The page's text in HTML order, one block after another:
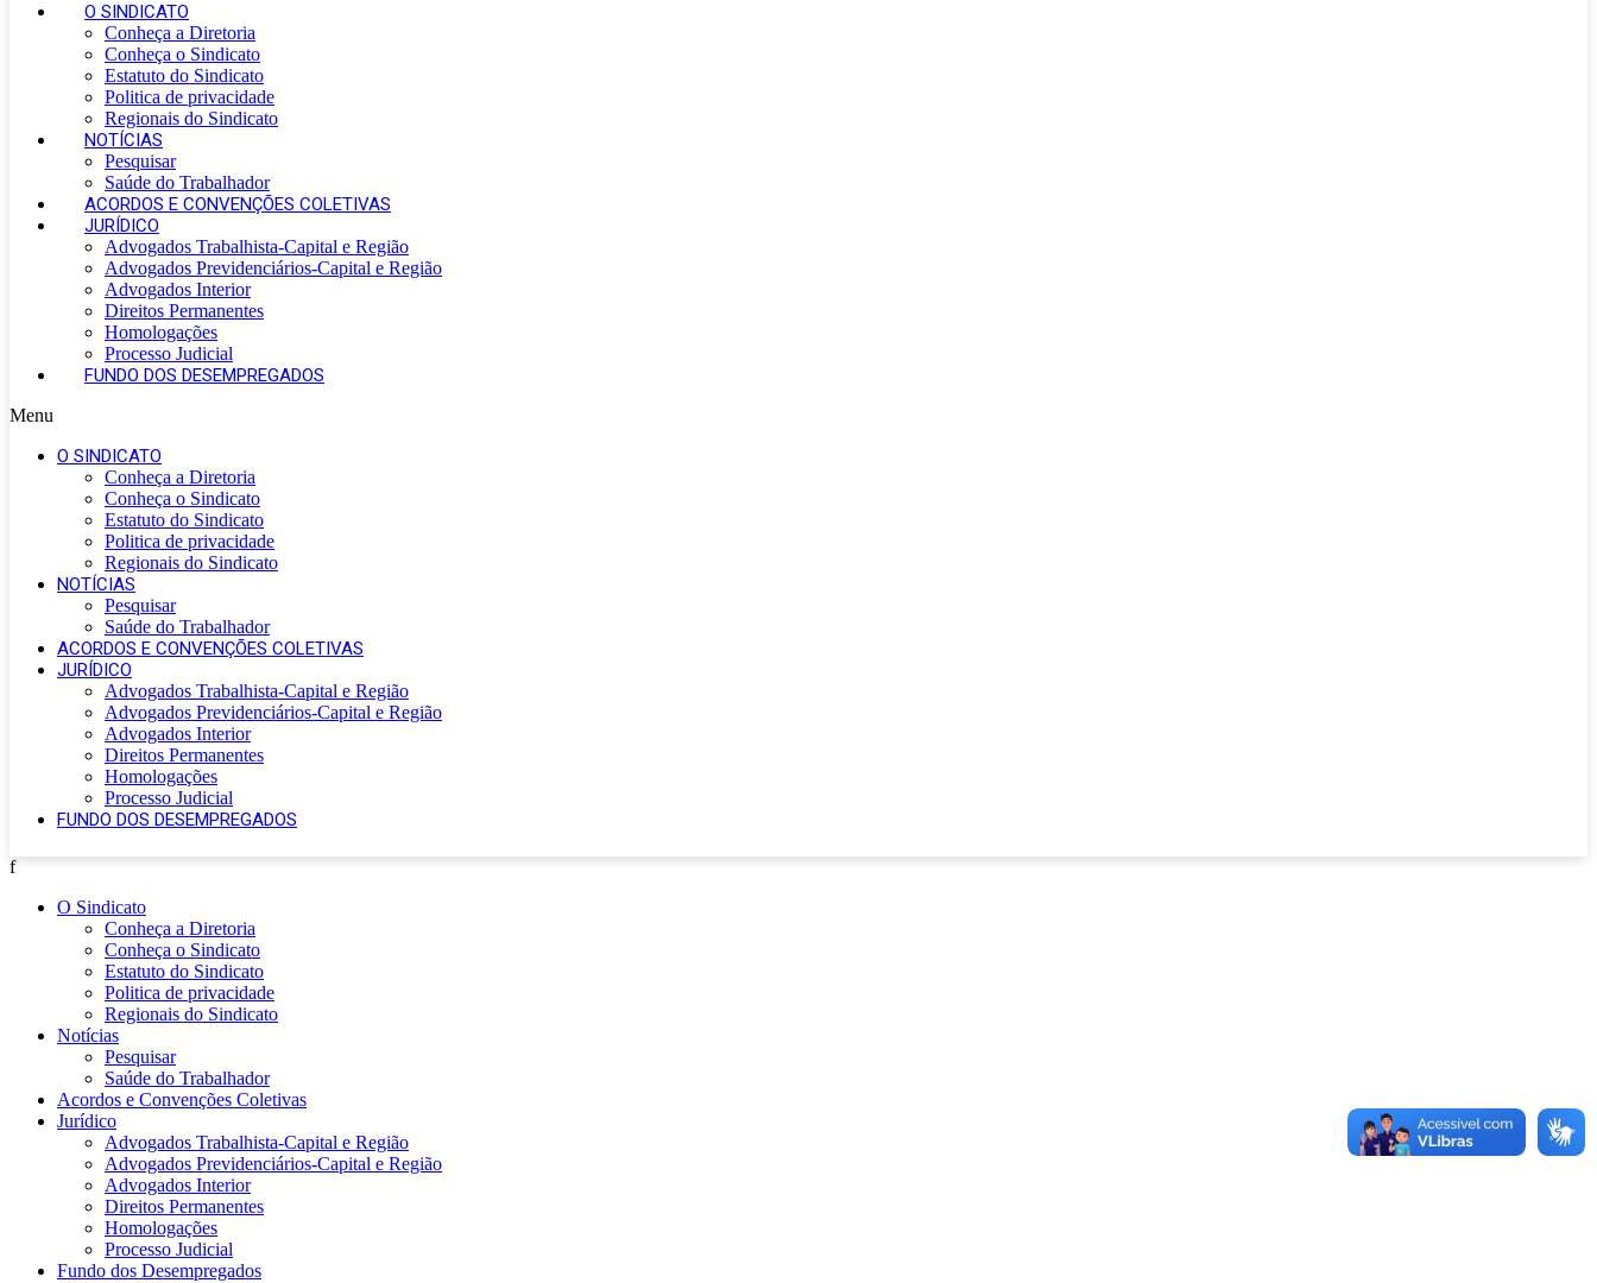
O SINDICATO
Conheça a Diretoria
Conheça o Sindicato
Estatuto do Sindicato
Politica de privacidade
Regionais do Sindicato
NOTÍCIAS
Pesquisar
Saúde do Trabalhador
ACORDOS E CONVENÇÕES COLETIVAS
JURÍDICO
Advogados Trabalhista-Capital e Região
Advogados Previdenciários-Capital e Região
Advogados Interior
Direitos Permanentes
Homologações
Processo Judicial
FUNDO DOS DESEMPREGADOS
Menu
O SINDICATO
Conheça a Diretoria
Conheça o Sindicato
Estatuto do Sindicato
Politica de privacidade
Regionais do Sindicato
NOTÍCIAS
Pesquisar
Saúde do Trabalhador
ACORDOS E CONVENÇÕES COLETIVAS
JURÍDICO
Advogados Trabalhista-Capital e Região
Advogados Previdenciários-Capital e Região
Advogados Interior
Direitos Permanentes
Homologações
Processo Judicial
FUNDO DOS DESEMPREGADOS
f
O Sindicato
Conheça a Diretoria
Conheça o Sindicato
Estatuto do Sindicato
Politica de privacidade
Regionais do Sindicato
Notícias
Pesquisar
Saúde do Trabalhador
Acordos e Convenções Coletivas
Jurídico
Advogados Trabalhista-Capital e Região
Advogados Previdenciários-Capital e Região
Advogados Interior
Direitos Permanentes
Homologações
Processo Judicial
Fundo dos Desempregados